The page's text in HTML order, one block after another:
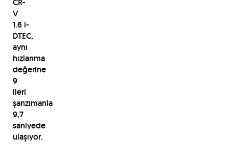
CR-
V
1.6 i-
DTEC,
aynı
hızlanma
değerine
9
ileri
şanzımanla
9,7
saniyede
ulaşıyor.